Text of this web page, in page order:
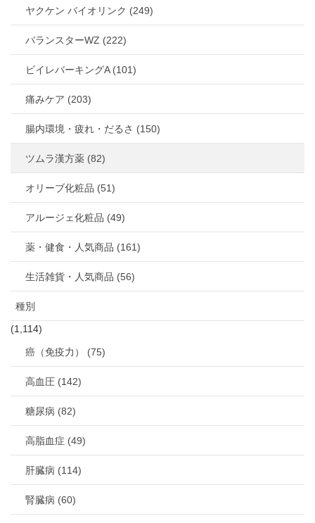
ヤクケン バイオリンク (249)
バランスターWZ (222)
ビイレバーキングA (101)
痛みケア (203)
腸内環境・疲れ・だるさ (150)
ツムラ漢方薬 (82)
オリーブ化粧品 (51)
アルージェ化粧品 (49)
薬・健食・人気商品 (161)
生活雑貨・人気商品 (56)
種別
(1,114)
癌（免疫力） (75)
高血圧 (142)
糖尿病 (82)
高脂血症 (49)
肝臓病 (114)
腎臓病 (60)